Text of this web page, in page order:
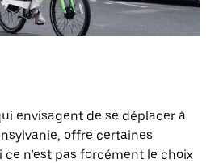
envisagent de se déplacer à
offre certaines
n’est pas forcément le choix